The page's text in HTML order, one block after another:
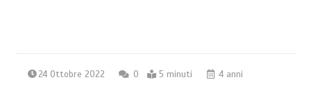
24 Ottobre 2022 0 5 minuti 4 anni